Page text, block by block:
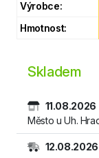
Výrobce:
Hmotnost:
Skladem
11.08.2026
Město u Uh.
12.08.2026